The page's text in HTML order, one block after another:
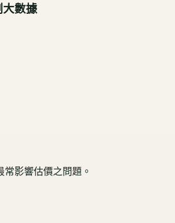
數據
影響估價之問題。